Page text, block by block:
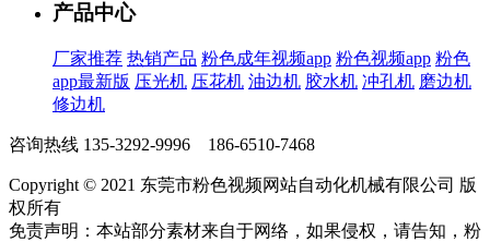
产品中心
厂家推荐 热销产品 粉色成年视频app 粉色视频app 粉色
app最新版 压光机 压花机 油边机 胶水机 冲孔机 磨边机
修边机
咨询热线 135-3292-9996 186-6510-7468
Copyright © 2021 东莞市粉色视频网站自动化机械有限公司 版
权所有
免责声明：本站部分素材来自于网络，如果侵权，请告知，粉